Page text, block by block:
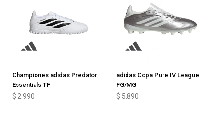
Championes adidas Predator
Essentials TF
$ 2.990
adidas Copa Pure IV League
FG/MG
$ 5.890